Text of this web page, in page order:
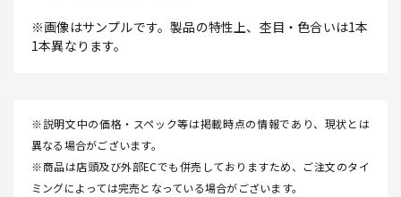
※画像はサンプルです。製品の特性上、杢目・色合いは1本
1本異なります。
※説明文中の価格・スペック等は掲載時点の情報であり、現状とは
異なる場合がございます。
※商品は店頭及び外部ECでも併売しておりますため、ご注文のタイ
ミングによっては完売となっている場合がございます。